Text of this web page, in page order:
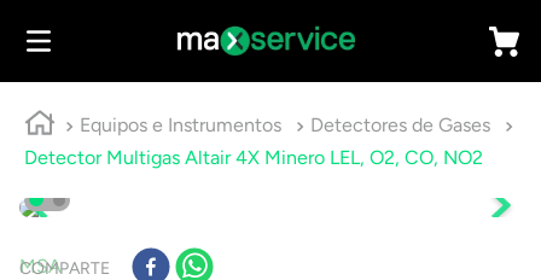
Equipos e Instrumentos
Detectores de Gases
Detector Multigas Altair 4X Minero LEL, O2, CO, NO2
COMPARTE
MSA